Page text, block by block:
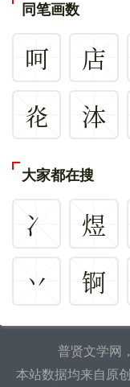
同笔画数
呵 店
炛
泍
大家都在搜
冫 煜
丷
锕
普贤文学网
本站数据均来自原